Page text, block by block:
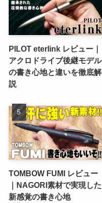
PILOT eterlink レビュー｜
アクロドライブ後継モデル
の書き心地と違いを徹底解
説
TOMBOW FUMI レビュー
｜NAGORI素材で実現した
新感覚の書き心地